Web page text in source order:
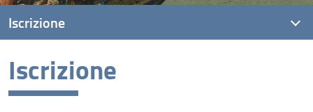
Iscrizione
Iscrizione
Selezione e scadenze
Costi